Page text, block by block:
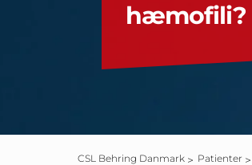
hæmofili?
CSL Behring Danmark Patienter